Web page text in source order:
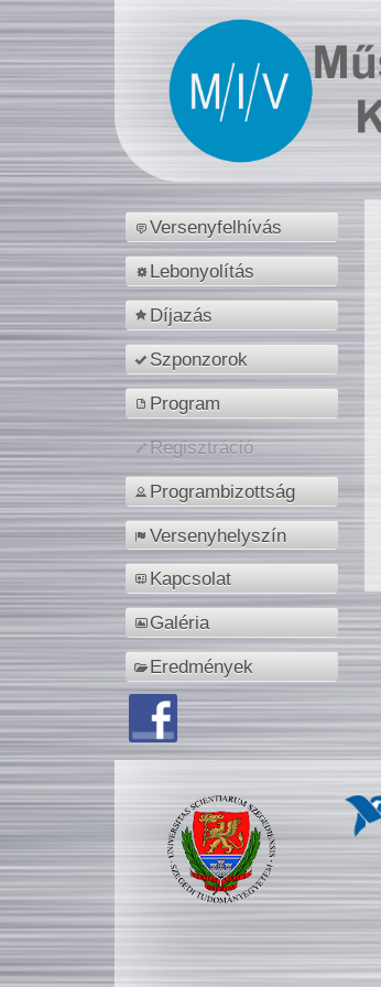
Versenyfelhívás
Lebonyolítás
Díjazás
Szponzorok
Program
Regisztráció
Programbizottság
Versenyhelyszín
Kapcsolat
Galéria
Eredmények